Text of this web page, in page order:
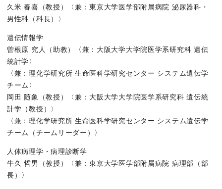
概要
東京大学医学部附属病院泌尿器科・男性科の秋山佳之講師、久
本研究成果は科学誌「Cell Reports Medicine」（オンライン版
研究の背景
間質性膀胱炎（ハンナ型）は、膀胱の粘膜に慢性炎症とびらん
今回、研究グループは、東京大学医学部附属病院に通院する日
久米 春喜（教授）〈兼：東京大学医学部附属病院 泌尿器科・
男性科（科長）〉
遺伝情報学
曽根原 究人（助教）〈兼：大阪大学大学院医学系研究科 遺伝
統計学〉
〈兼：理化学研究所 生命医科学研究センター システム遺伝学
チーム〉
岡田 随象（教授）〈兼：大阪大学大学院医学系研究科 遺伝統
計学（教授）〉
〈兼：理化学研究所 生命医科学研究センター システム遺伝学
チーム（チームリーダー）〉
人体病理学・病理診断学
牛久 哲男（教授）〈兼：東京大学医学部附属病院 病理部（部
長）〉